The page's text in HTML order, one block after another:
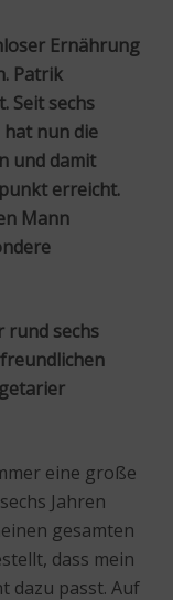
Ernährung
Patrik
Seit sechs
hat nun die
und damit
erreicht.
Mann
rund sechs
eine große
Jahren
gesamten
dass mein
dazu passt. Auf